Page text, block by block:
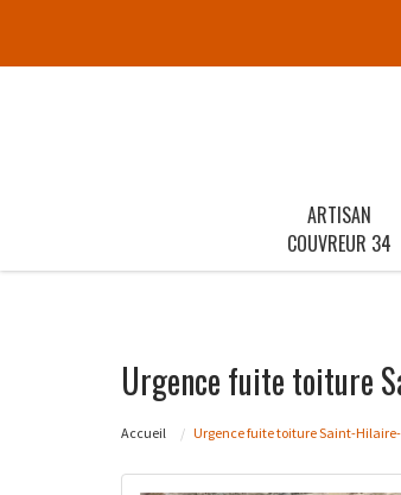
ARTISAN
COUVREUR 34
Urgence fuite toiture
Accueil Urgence fuite toiture Saint-